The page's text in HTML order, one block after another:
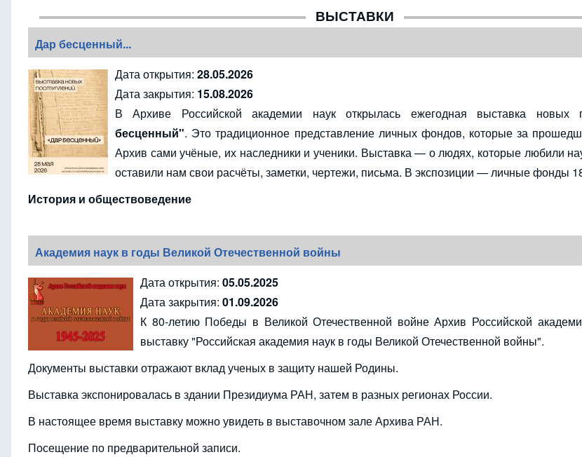
ВЫСТАВКИ
Дар бесценный...
Дата открытия: 28.05.2026
Дата закрытия: 15.08.2026
В Архиве Российской академии наук открылась ежегодная выставка новых
бесценный". Это традиционное представление личных фондов, которые за
Архив сами учёные, их наследники и ученики. Выставка — о людях, которые любили
оставили нам свои расчёты, заметки, чертежи, письма. В экспозиции — личные фонды
История и обществоведение
Академия наук в годы Великой Отечественной войны
Дата открытия: 05.05.2025
Дата закрытия: 01.09.2026
К 80-летию Победы в Великой Отечественной войне Архив Российской
выставку "Российская академия наук в годы Великой Отечественной войны".
Документы выставки отражают вклад ученых в защиту нашей Родины.
Выставка экспонировалась в здании Президиума РАН, затем в разных регионах России.
В настоящее время выставку можно увидеть в выставочном зале Архива РАН.
Посещение по предварительной записи.